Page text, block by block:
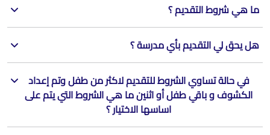
ما هي شروط التقديم ؟
هل يحق لي التقديم بأي مدرسة ؟
في حالة تساوي الشروط للتقديم لاكثر من طفل وتم إعداد
الكشوف و باقي طفل أو اثنين ما هي الشروط التي يتم على
اساسها الاختيار ؟